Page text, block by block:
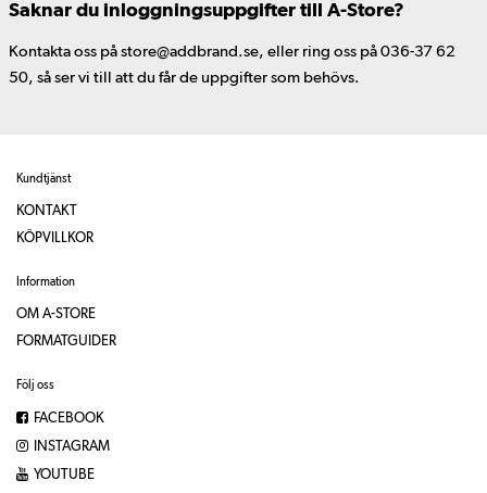
Saknar du inloggningsuppgifter till A-Store?
Kontakta oss på store@addbrand.se, eller ring oss på 036-37 62
50, så ser vi till att du får de uppgifter som behövs.
Kundtjänst
KONTAKT
KÖPVILLKOR
Information
OM A-STORE
FORMATGUIDER
Följ oss
FACEBOOK
INSTAGRAM
YOUTUBE